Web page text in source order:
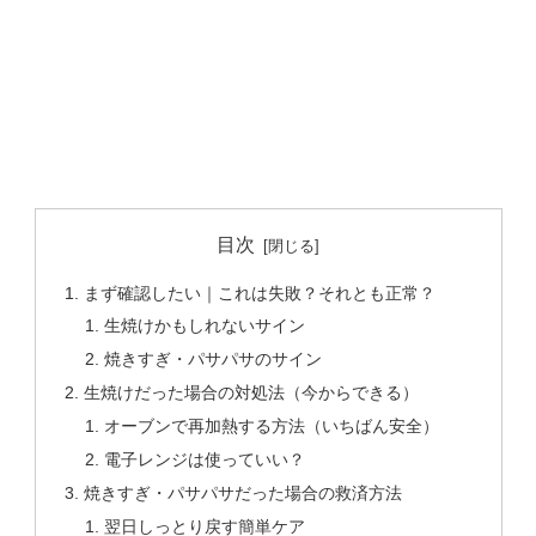
目次
まず確認したい｜これは失敗？それとも正常？
生焼けかもしれないサイン
焼きすぎ・パサパサのサイン
生焼けだった場合の対処法（今からできる）
オーブンで再加熱する方法（いちばん安全）
電子レンジは使っていい？
焼きすぎ・パサパサだった場合の救済方法
翌日しっとり戻す簡単ケア